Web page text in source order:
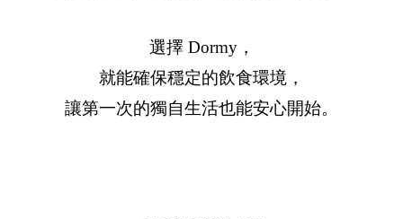
選擇 Dormy，
就能確保穩定的飲食環境，
讓第一次的獨自生活也能安心開始。